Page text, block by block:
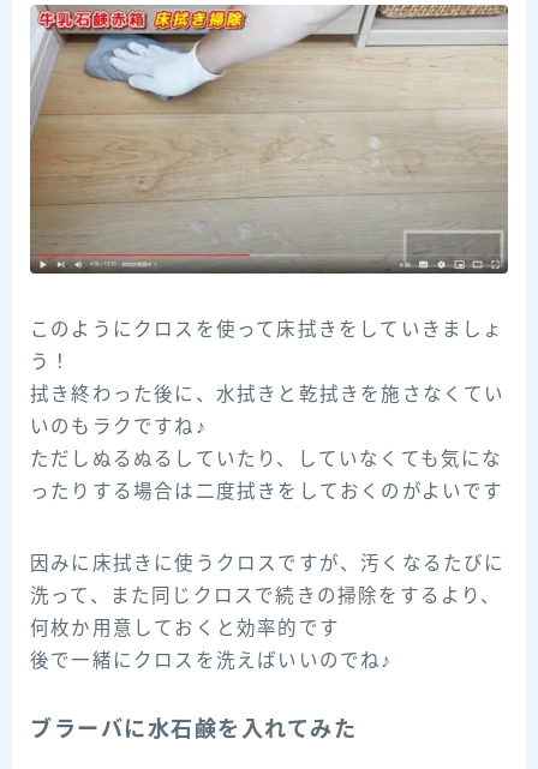
このようにクロスを使って床拭きをしていきましょ
う！
拭き終わった後に、水拭きと乾拭きを施さなくてい
いのもラクですね♪
ただしぬるぬるしていたり、していなくても気にな
ったりする場合は二度拭きをしておくのがよいです
因みに床拭きに使うクロスですが、汚くなるたびに
洗って、また同じクロスで続きの掃除をするより、
何枚か用意しておくと効率的です
後で一緒にクロスを洗えばいいのでね♪
ブラーバに水石鹸を入れてみた